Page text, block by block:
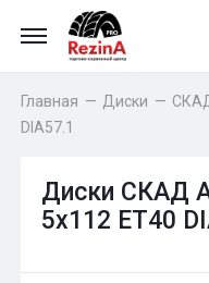
Главная — Диски —
DIA57.1
Диски СКАД
5x112 ET40